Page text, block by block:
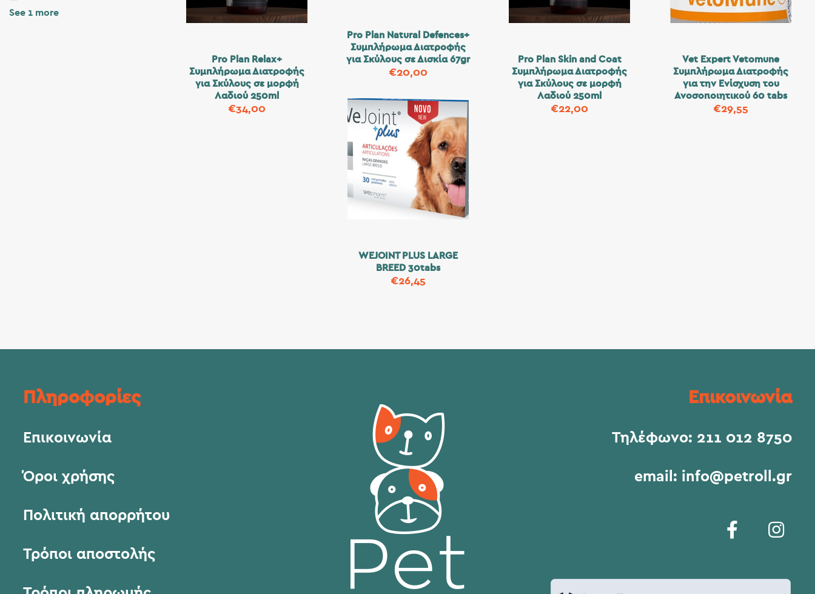
Pro Plan Natural Defences+
Συμπλήρωμα Διατροφής
για Σκύλους σε Δισκία 67gr
€20,00
Pro Plan Relax+
Συμπλήρωμα Διατροφής
για Σκύλους σε μορφή
Λαδιού 250ml
€34,00
Pro Plan Skin and Coat
Συμπλήρωμα Διατροφής
για Σκύλους σε μορφή
Λαδιού 250ml
€22,00
Vet Expert Vetomune
Συμπλήρωμα Διατροφής
για την Ενίσχυση του
Ανοσοποιητικού 60 tabs
€29,55
WEJOINT PLUS LARGE
BREED 30tabs
€26,45
See 1 more
Πληροφορίες
Επικοινωνία
Όροι χρήσης
Πολιτική απορρήτου
Τρόποι αποστολής
Επικοινωνία
Τηλέφωνο: 211 012 8750
email: info@petroll.gr